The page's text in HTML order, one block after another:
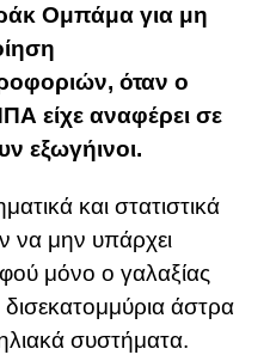
Ομπάμα για μη
όταν ο
είχε αναφέρει σε
εξωγήινοι.
και στατιστικά
να μην υπάρχει
μόνο ο γαλαξίας
άστρα
συστήματα.